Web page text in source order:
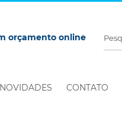
orçamento online
NOVIDADES CONTATO